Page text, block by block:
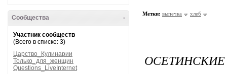
-
Сообщества
Участник сообществ
(Всего в списке: 3)
Царство_Кулинарии
Только_для_женщин
Questions_LiveInternet
Метки: выпечка хлеб